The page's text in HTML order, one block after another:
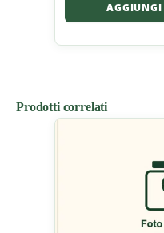
AGGIUNGI
Prodotti correlati